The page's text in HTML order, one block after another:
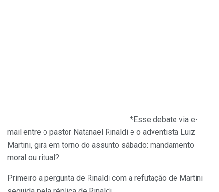
*Esse debate via e-
mail entre o pastor Natanael Rinaldi e o adventista Luiz
Martini, gira em torno do assunto sábado: mandamento
moral ou ritual?
Primeiro a pergunta de Rinaldi com a refutação de Martini